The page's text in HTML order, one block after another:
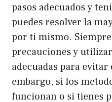
pasos adecuados y
puedes resolver la
por ti mismo.
precauciones y
adecuadas para
embargo, si los
funcionan o si tienes